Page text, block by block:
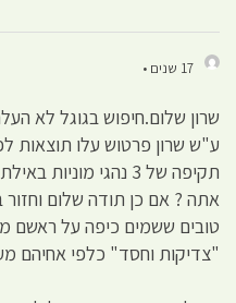
17 שנים •
שרון שלום.חיפוש בגוגל לא
ע"ש שרון פרטוש עלו תוצאות
תקיפה של 3 נהגי
אתה ? אם כן תודה שלום
טובים ששמים כיפה על ראשם
"צדיקות וחסד" כלפי אחיהם